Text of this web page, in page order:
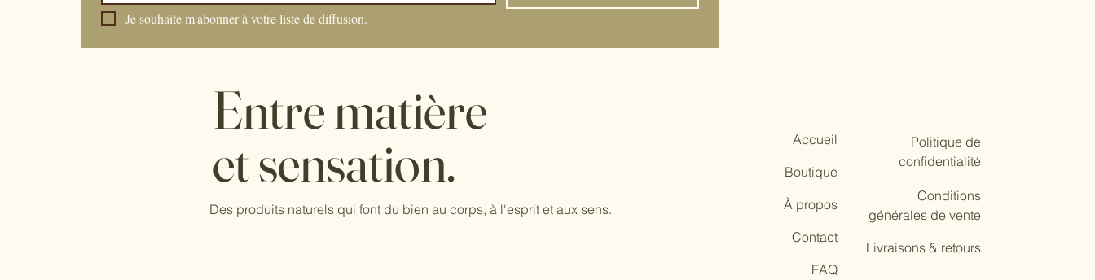
Je souhaite m'abonner à votre liste de diffusion.
Entre matière
et sensation.
Des produits naturels qui font du bien au corps, à l'esprit et aux sens.
Accueil
Boutique
À propos
Contact
FAQ
Politique de
confidentialité
Conditions
générales de vente
Livraisons & retours